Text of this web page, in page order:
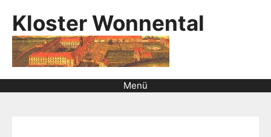
Kloster Wonnental
Menü